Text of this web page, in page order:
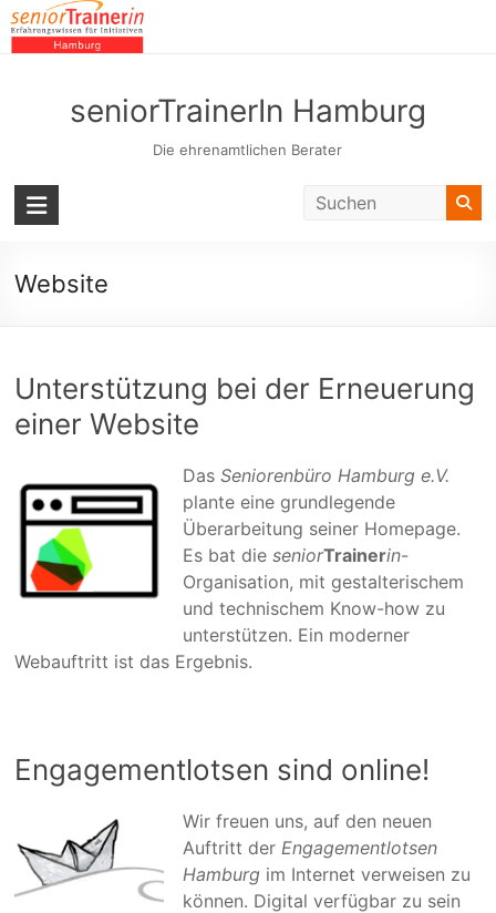
Skip
seniorTrainerIn Hamburg
Die ehrenamtlichen Berater
Website
Unterstützung bei der Erneuerung
einer Website
DasSeniorenbüro Hamburg e.V.
plante eine grundlegende
Überarbeitung seiner Homepage.
Es bat dieseniorTrainerin-
Organisation, mit gestalterischem
und technischem Know-how zu
unterstützen. Ein moderner
Webauftritt ist das Ergebnis.
Engagementlotsen sind online!
Wir freuen uns, auf den neuen
Auftritt derEngagementlotsen
Hamburg im Internet verweisen zu
können. Digital verfügbar zu sein